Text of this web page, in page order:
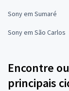
Sony em Sumaré
Sony em São Carlos
Encontre
principais